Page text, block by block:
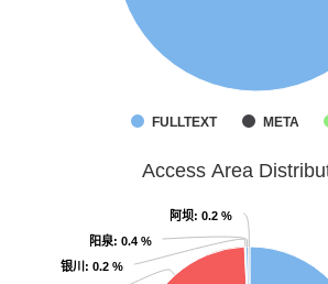
FULLTEXT META
Access Area
银川: 0.2 %
银川: 0.2 %
阳泉: 0.4 %
阳泉: 0.4 %
阿坝: 0.2 %
阿坝: 0.2 %